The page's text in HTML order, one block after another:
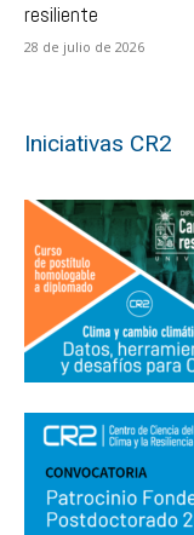
resiliente
28 de julio de 2026
Iniciativas CR2